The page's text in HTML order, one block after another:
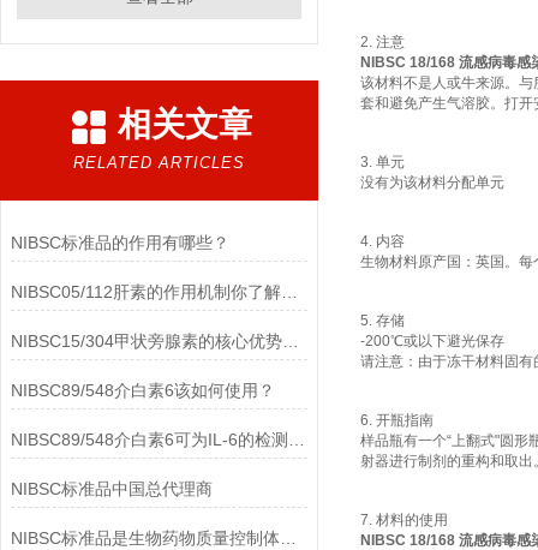
相关文章
RELATED ARTICLES
NIBSC标准品的作用有哪些？
NIBSC05/112肝素的作用机制你了解多少？
NIBSC15/304甲状旁腺素的核心优势有哪些？
NIBSC89/548介白素6该如何使用？
NIBSC标准品中国总代理商
NIBSC标准品是生物药物质量控制体系中的基础工具
2. 注意
NIBSC 18/168 流感病毒感
该材料不是人或牛来源。
套和避免产生气溶胶。打
3. 单元
没有为该材料分配单元
4. 内容
生物材料原产国：英国。
5. 存储
-200℃或以下避光保存
请注意：由于冻干材料固
6. 开瓶指南
样品瓶有一个“上翻式"圆形
射器进行制剂的重构和取
7. 材料的使用
NIBSC 18/168 流感病毒感